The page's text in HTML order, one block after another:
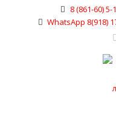
8 (861-60) 5-
WhatsApp 8(918)